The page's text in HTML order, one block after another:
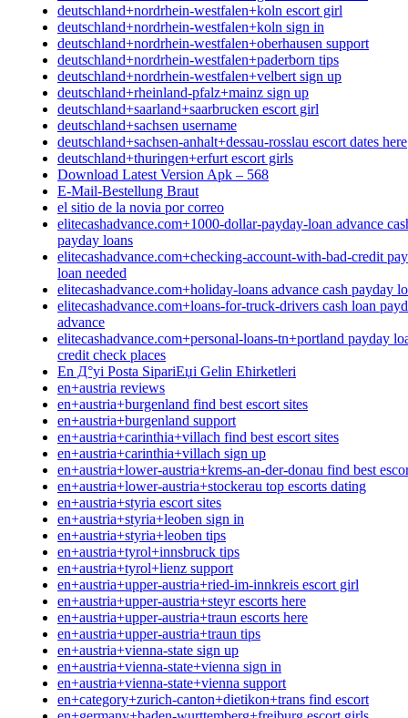
deutschland+nordrhein-westfalen+koln escort girl
deutschland+nordrhein-westfalen+koln sign in
deutschland+nordrhein-westfalen+oberhausen support
deutschland+nordrhein-westfalen+paderborn tips
deutschland+nordrhein-westfalen+velbert sign up
deutschland+rheinland-pfalz+mainz sign up
deutschland+saarland+saarbrucken escort girl
deutschland+sachsen username
deutschland+sachsen-anhalt+dessau-rosslau escort dates here
deutschland+thuringen+erfurt escort girls
Download Latest Version Apk – 568
E-Mail-Bestellung Braut
el sitio de la novia por correo
elitecashadvance.com+1000-dollar-payday-loan advance
payday loans
elitecashadvance.com+checking-account-with-bad-credit
loan needed
elitecashadvance.com+holiday-loans advance cash payday
elitecashadvance.com+loans-for-truck-drivers cash loan
advance
elitecashadvance.com+personal-loans-tn+portland payday
credit check places
En Д°yi Posta SipariЕџi Gelin Ећirketleri
en+austria reviews
en+austria+burgenland find best escort sites
en+austria+burgenland support
en+austria+carinthia+villach find best escort sites
en+austria+carinthia+villach sign up
en+austria+lower-austria+krems-an-der-donau find best
en+austria+lower-austria+stockerau top escorts dating
en+austria+styria escort sites
en+austria+styria+leoben sign in
en+austria+styria+leoben tips
en+austria+tyrol+innsbruck tips
en+austria+tyrol+lienz support
en+austria+upper-austria+ried-im-innkreis escort girl
en+austria+upper-austria+steyr escorts here
en+austria+upper-austria+traun escorts here
en+austria+upper-austria+traun tips
en+austria+vienna-state sign up
en+austria+vienna-state+vienna sign in
en+austria+vienna-state+vienna support
en+category+zurich-canton+dietikon+trans find escort